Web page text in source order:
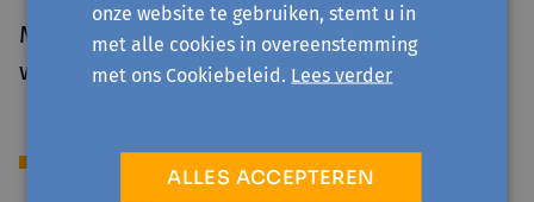
Meer info op www.wemmel.center;
www.leif.be, www.ulteam.be
Activiteiten
onze website te gebruiken, stemt u in
met alle cookies in overeenstemming
met ons Cookiebeleid. Lees verder
ALLES ACCEPTEREN